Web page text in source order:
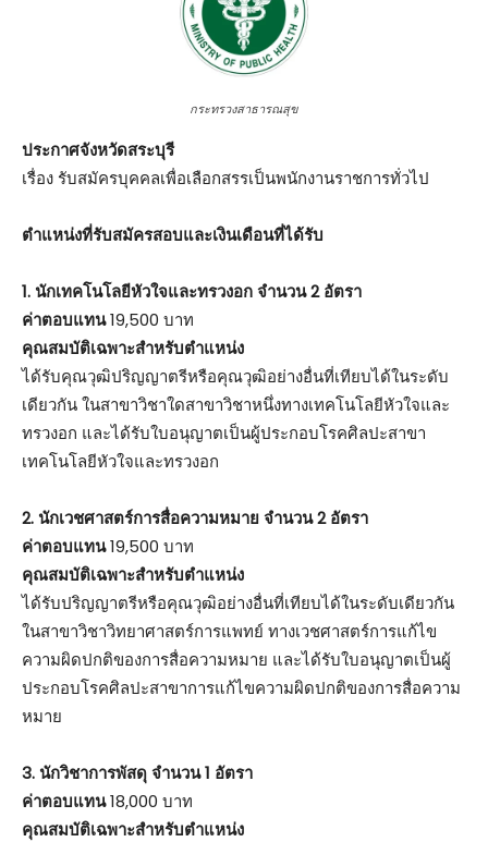
กระทรวงสาธารณสุข
ประกาศจังหวัดสระบุรี
เรื่อง รับสมัครบุคคลเพื่อเลือกสรรเป็นพนักงานราชการทั่วไป
ตําแหน่งที่รับสมัครสอบและเงินเดือนที่ได้รับ
1. นักเทคโนโลยีหัวใจและทรวงอก จำนวน 2 อัตรา
ค่าตอบแทน19,500 บาท
คุณสมบัติเฉพาะสำหรับตำแหน่ง
ได้รับคุณวุฒิปริญญาตรีหรือคุณวุฒิอย่างอื่นที่เทียบได้ในระดับ
เดียวกัน ในสาขาวิชาใดสาขาวิชาหนึ่งทางเทคโนโลยีหัวใจและ
ทรวงอก และได้รับใบอนุญาตเป็นผู้ประกอบโรคศิลปะสาขา
เทคโนโลยีหัวใจและทรวงอก
2. นักเวชศาสตร์การสื่อความหมาย จำนวน 2 อัตรา
ค่าตอบแทน19,500 บาท
คุณสมบัติเฉพาะสำหรับตำแหน่ง
ได้รับปริญญาตรีหรือคุณวุฒิอย่างอื่นที่เทียบได้ในระดับเดียวกัน
ในสาขาวิชาวิทยาศาสตร์การแพทย์ ทางเวชศาสตร์การแก้ไข
ความผิดปกติของการสื่อความหมาย และได้รับใบอนุญาตเป็นผู้
ประกอบโรคศิลปะสาขาการแก้ไขความผิดปกติของการสื่อความ
หมาย
3. นักวิชาการพัสดุ จำนวน 1 อัตรา
ค่าตอบแทน18,000 บาท
คุณสมบัติเฉพาะสำหรับตำแหน่ง